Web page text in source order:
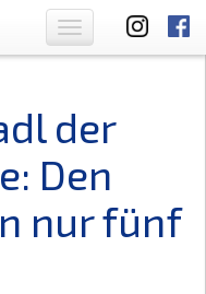
Toggle
navigation
der
Den
nur fünf